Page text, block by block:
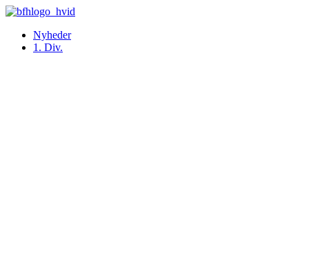
Videre
indholdNyheder
1. Div.